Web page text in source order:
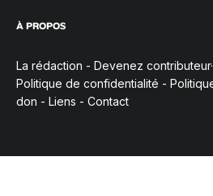
À PROPOS
La rédaction - Devenez
Politique de confidentialité -
don - Liens - Contact